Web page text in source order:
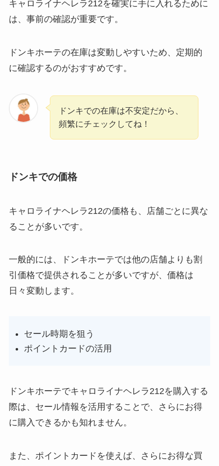
キャロライナヘレラ212を確実に手に入れるために
は、事前の確認が重要です。
ドンキホーテの在庫は変動しやすいため、定期的
に確認するのがおすすめです。
ドンキでの在庫は不安定だから、
頻繁にチェックしてね！
ドンキでの価格
キャロライナヘレラ212の価格も、店舗ごとに異な
ることが多いです。
一般的には、ドンキホーテでは他の店舗よりも割
引価格で提供されることが多いですが、価格は
日々変動します。
セール時期を狙う
ポイントカードの活用
ドンキホーテでキャロライナヘレラ212を購入する
際は、セール情報を活用することで、さらにお得
に購入できるかも知れません。
また、ポイントカードを使えば、さらにお得な買